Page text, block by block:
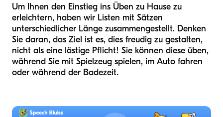
Um Ihnen den Einstieg ins Üben zu Hause zu
erleichtern, haben wir Listen mit Sätzen
unterschiedlicher Länge zusammengestellt. Denken
Sie daran, das Ziel ist es, dies freudig zu gestalten,
nicht als eine lästige Pflicht! Sie können diese üben,
während Sie mit Spielzeug spielen, im Auto fahren
oder während der Badezeit.